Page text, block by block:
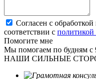
Согласен с
соответствии с политикой
Помогите мне
Мы помогаем по будням с
НАШИ СИЛЬНЫЕ